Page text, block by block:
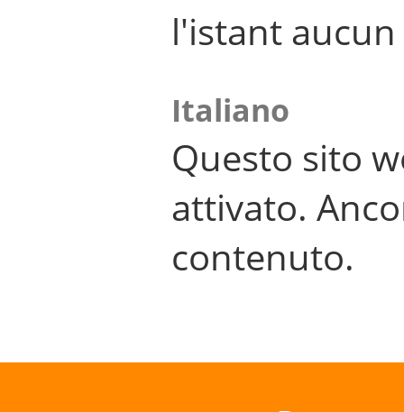
l'istant
Italiano
Questo sito
attivato.
contenuto.